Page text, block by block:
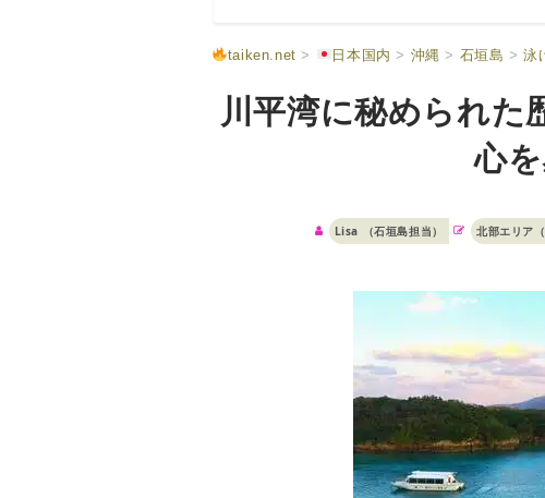
taiken.net > 日本国内 > 沖縄 > 石垣島 >泳
川平湾に秘められた
心
Lisa （石垣島担当） 北部エリア